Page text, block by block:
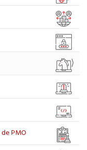
PMO